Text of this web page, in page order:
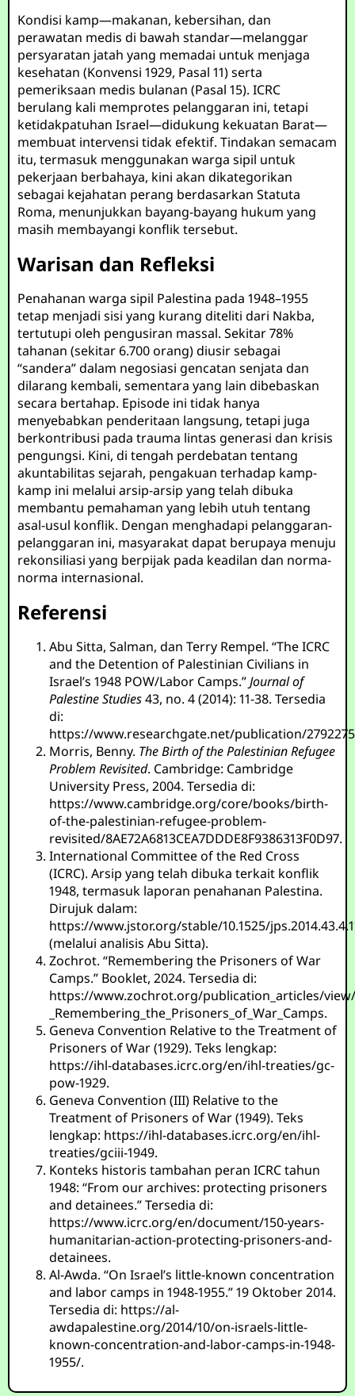
Kondisi kamp—makanan, kebersihan, dan
perawatan medis di bawah standar—melanggar
persyaratan jatah yang memadai untuk menjaga
kesehatan (Konvensi 1929, Pasal 11) serta
pemeriksaan medis bulanan (Pasal 15). ICRC
berulang kali memprotes pelanggaran ini, tetapi
ketidakpatuhan Israel—didukung kekuatan Barat—
membuat intervensi tidak efektif. Tindakan semacam
itu, termasuk menggunakan warga sipil untuk
pekerjaan berbahaya, kini akan dikategorikan
sebagai kejahatan perang berdasarkan Statuta
Roma, menunjukkan bayang-bayang hukum yang
masih membayangi konflik tersebut.
Warisan dan Refleksi
Penahanan warga sipil Palestina pada 1948–1955
tetap menjadi sisi yang kurang diteliti dari Nakba,
tertutupi oleh pengusiran massal. Sekitar 78%
tahanan (sekitar 6.700 orang) diusir sebagai
“sandera” dalam negosiasi gencatan senjata dan
dilarang kembali, sementara yang lain dibebaskan
secara bertahap. Episode ini tidak hanya
menyebabkan penderitaan langsung, tetapi juga
berkontribusi pada trauma lintas generasi dan krisis
pengungsi. Kini, di tengah perdebatan tentang
akuntabilitas sejarah, pengakuan terhadap kamp-
kamp ini melalui arsip-arsip yang telah dibuka
membantu pemahaman yang lebih utuh tentang
asal-usul konflik. Dengan menghadapi pelanggaran-
pelanggaran ini, masyarakat dapat berupaya menuju
rekonsiliasi yang berpijak pada keadilan dan norma-
norma internasional.
Referensi
Abu Sitta, Salman, dan Terry Rempel. “The ICRC
and the Detention of Palestinian Civilians in
Israel’s 1948 POW/Labor Camps.”Journal of
Palestine Studies43, no. 4 (2014): 11-38. Tersedia
di:
https://www.researchgate.net/publication/
Morris, Benny. The Birth of the Palestinian Refugee
Problem Revisited. Cambridge: Cambridge
University Press, 2004. Tersedia di:
https://www.cambridge.org/core/books/birth-
of-the-palestinian-refugee-problem-
revisited/8AE72A6813CEA7DDDE8F9386313F0D97.
International Committee of the Red Cross
(ICRC). Arsip yang telah dibuka terkait konflik
1948, termasuk laporan penahanan Palestina.
Dirujuk dalam:
https://www.jstor.org/stable/10.1525/
(melalui analisis Abu Sitta).
Zochrot. “Remembering the Prisoners of War
Camps.” Booklet, 2024. Tersedia di:
https://www.zochrot.org/publication_articles/
_Remembering_the_Prisoners_of_War_Camps.
Geneva Convention Relative to the Treatment of
Prisoners of War (1929). Teks lengkap:
https://ihl-databases.icrc.org/en/ihl-treaties/gc-
pow-1929.
Geneva Convention (III) Relative to the
Treatment of Prisoners of War (1949). Teks
lengkap: https://ihl-databases.icrc.org/en/ihl-
treaties/gciii-1949.
Konteks historis tambahan peran ICRC tahun
1948: “From our archives: protecting prisoners
and detainees.” Tersedia di:
https://www.icrc.org/en/document/150-years-
humanitarian-action-protecting-prisoners-and-
detainees.
Al-Awda. “On Israel’s little-known concentration
and labor camps in 1948-1955.” 19 Oktober 2014.
Tersedia di: https://al-
awdapalestine.org/2014/10/on-israels-little-
known-concentration-and-labor-camps-in-1948-
1955/.